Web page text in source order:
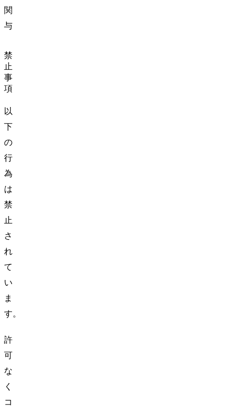
関
与
禁
止
事
項
以
下
の
行
為
は
禁
止
さ
れ
て
い
ま
す。
許
可
な
く
コ